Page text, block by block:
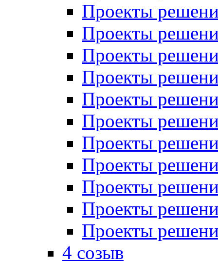
Проекты
Проекты
Проекты
Проекты
Проекты
Проекты
Проекты
Проекты
Проекты
Проекты
Проекты
4 созыв